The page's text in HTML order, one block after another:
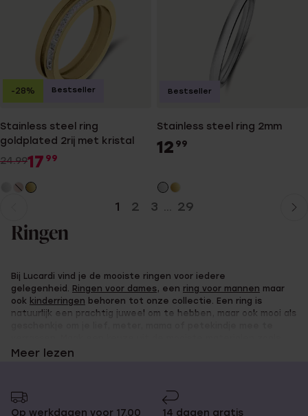
Stainless steel ring
goldplated 2rij met kristal
24.9917 99
-28% Bestseller
Stainless steel ring 2mm
12 99
Bestseller
pagina
1 2 3 ... 29
naarRingen
Bij Lucardi vind je de mooiste ringen voor iedere
gelegenheid. Ringen voor dames, een ring voor mannen maar
ook kinderringen behoren tot onze collectie. Een ring is
natuurlijk een prachtig juweel om te hebben, maar ook mooi als
goud, 9 karaat en zilver, en vind de leukste ringen in de Lucardi
Meer lezen
Op werkdagen voor 17.00
14 dagen gratis